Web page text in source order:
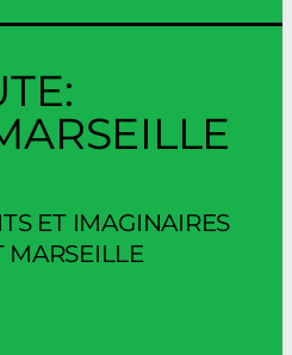
ET IMAGINAIRES
MARSEILLE